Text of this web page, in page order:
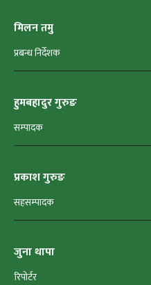
मिलन तमु
प्रबन्ध निर्देशक
हुमबहादुर गुरुङ
सम्पादक
प्रकाश गुरुङ
सहसम्पादक
जुना थापा
रिपोर्टर